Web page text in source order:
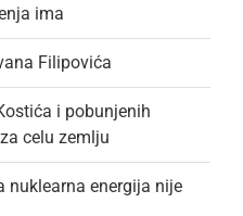
ima
Filipovića
i pobunjenih
celu zemlju
nuklearna energija nije